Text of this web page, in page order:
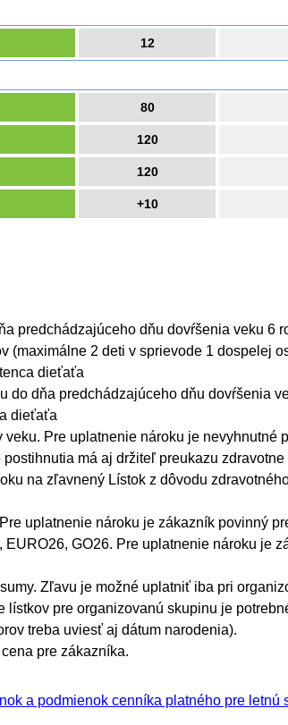
12
80
120
120
+10
predchádzajúceho dňu dovŕšenia veku 6
(maximálne 2 deti v sprievode 1 dospelej
dieťaťa
do dňa predchádzajúceho dňu dovŕšenia
dieťaťa
veku. Pre uplatnenie nároku je nevyhnutné
má aj držiteľ preukazu
na zľavnený Lístok z dôvodu
uplatnenie nároku je zákazník povinný
EURO26, GO26. Pre uplatnenie nároku je
Zľavu je možné uplatniť iba pri
pre organizovanú skupinu je
treba uviesť aj dátum narodenia).
pre zákazníka.
a podmienok cenníka platného pre letnú